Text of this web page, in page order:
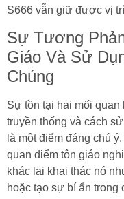
S666 vẫn giữ được vị
Sự Tương
Giáo Và Sử
Chúng
Sự tồn tại hai mối
truyền thống và cách
là một điểm đáng chú
quan điểm tôn giáo
khác lại khai thác nó
hoặc tạo sự bí ẩn trong